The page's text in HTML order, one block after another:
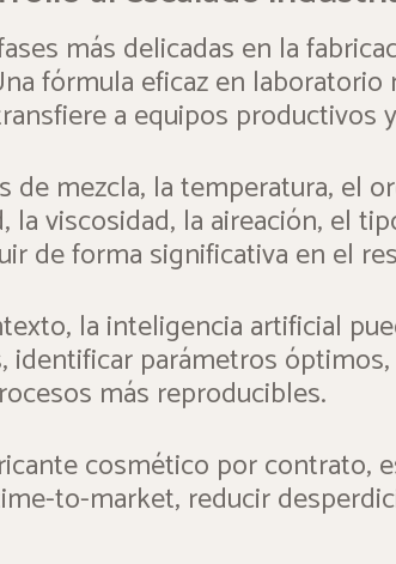
más delicadas en la
fórmula eficaz en
a equipos productivos
de mezcla, la temperatura, el
la viscosidad, la aireación, el
de forma significativa en el
la inteligencia artificial
identificar parámetros
más reproducibles.
cosmético por contrato,
to-market, reducir